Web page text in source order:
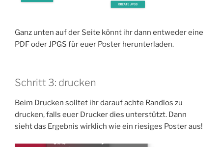
Ganz unten auf der Seite könnt ihr dann entweder eine
PDF oder JPGS für euer Poster herunterladen.
Schritt 3: drucken
Beim Drucken solltet ihr darauf achte Randlos zu
drucken, falls euer Drucker dies unterstützt. Dann
sieht das Ergebnis wirklich wie ein riesiges Poster aus!